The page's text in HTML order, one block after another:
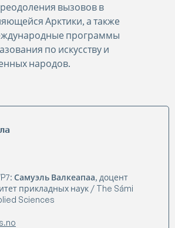
Самуэль Валкеапаа, доцент
прикладных наук / The Sámi
Sciences
вызовов в
Арктики, а также
программы
по искусству и
народов.